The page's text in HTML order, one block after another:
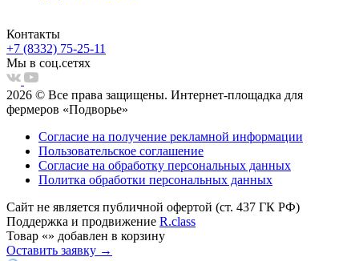
Контакты
+7 (8332) 75-25-11
Мы в соц.сетях
2026 © Все права защищены. Интернет-площадка для
фермеров «Подворье»
Согласие на получение рекламной информации
Пользовательское соглашение
Согласие на обработку персональных данных
Политка обработки персональных данных
Сайт не является публичной офертой (ст. 437 ГК РФ)
Поддержка и продвижение R.class
Товар «» добавлен в корзину
Оставить заявку →